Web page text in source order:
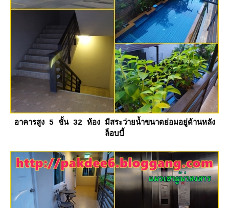
อาคารสูง 5 ชั้น 32 ห้อง มีสระว่ายน้ำขนาดย่อมอยู่ด้านหลัง
ล็อบบี้